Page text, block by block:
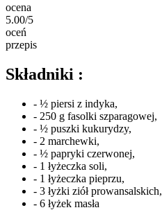
ocena
5.00/5
oceń
przepis
Składniki :
- ½ piersi z indyka,
- 250 g fasolki szparagowej,
- ½ puszki kukurydzy,
- 2 marchewki,
- ½ papryki czerwonej,
- 1 łyżeczka soli,
- 1 łyżeczka pieprzu,
- 3 łyżki ziół prowansalskich,
- 6 łyżek masła